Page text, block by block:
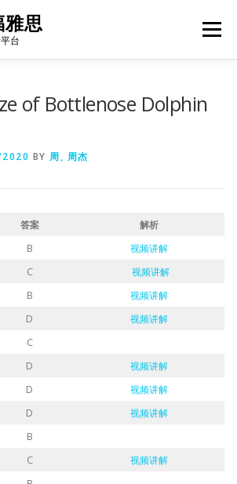
思
台
Menu
of Bottlenose Dolphin
BY 周, 周杰
答案
解析
B
视频讲解
C
视频讲解
B
视频讲解
D
视频讲解
C
D
视频讲解
D
视频讲解
D
视频讲解
B
C
视频讲解